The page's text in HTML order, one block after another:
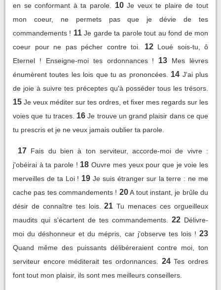
en se conformant à ta parole.
10 Je veux te plaire de tout
mon coeur, ne permets pas que je dévie de tes
commandements ! 11 Je garde ta parole tout au fond de mon
coeur pour ne pas pécher contre toi.
12 Loué sois-tu, ô
Eternel ! Enseigne-moi tes ordonnances !
13
Mes lèvres
énumèrent toutes les lois que tu as prononcées.
14 J'ai plus
de joie à suivre tes préceptes qu'à posséder tous les trésors.
15 Je veux méditer sur tes ordres, et fixer mes regards sur les
voies que tu traces. 16 Je trouve un grand plaisir dans ce que
tu prescris et je ne veux jamais oublier ta parole.
17 Fais du bien à ton serviteur, accorde-moi de vivre :
j'obéirai à ta parole ! 18 Ouvre mes yeux pour que je voie les
merveilles de ta Loi ! 19 Je suis étranger sur la terre : ne me
cache pas tes commandements ! 20 A tout instant, je brûle du
désir de connaître tes lois.
21 Tu menaces ces orgueilleux
maudits qui s'écartent de tes commandements.
22 Délivre-
moi du déshonneur et du mépris, car j'observe tes lois ! 23
Quand même des puissants délibéreraient contre moi, ton
serviteur encore méditerait tes ordonnances.
24 Tes ordres
font tout mon plaisir, ils sont mes meilleurs conseillers.